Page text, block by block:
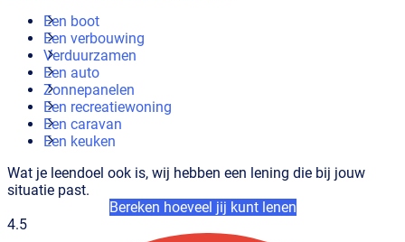
Een boot
Een verbouwing
Verduurzamen
Een auto
Zonnepanelen
Een recreatiewoning
Een caravan
Een keuken
Wat je leendoel ook is, wij hebben een lening die bij jouw
situatie past.
Bereken hoeveel jij kunt lenen
4.5